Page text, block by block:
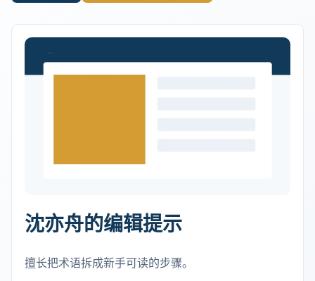
沈亦舟的编辑提示
擅长把术语拆成新手可读的步骤。